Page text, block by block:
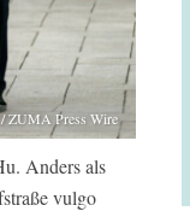
ZUMA Press Wire
Anders als
vulgo